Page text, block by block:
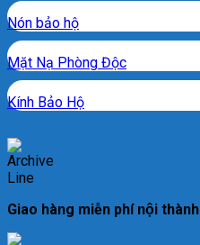
Nón bảo hộ
Mặt Nạ Phòng Độc
Kính Bảo Hộ
Giao hàng miễn phí nội thành